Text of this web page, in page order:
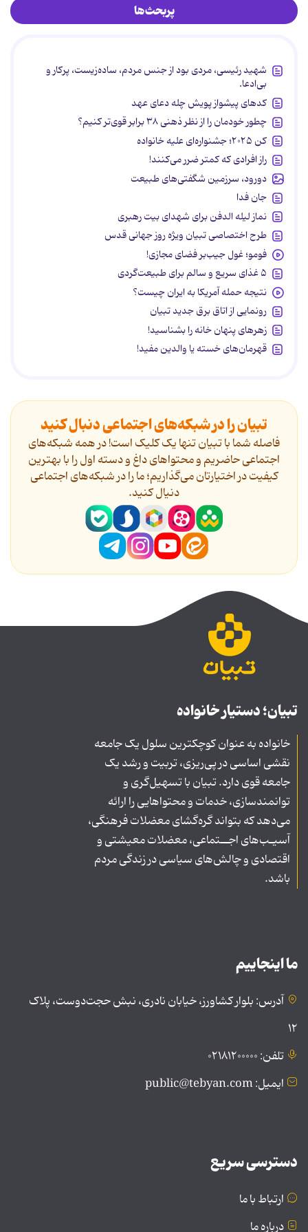
پربحث‌ها
شهید رئیسی، مردی بود از جنس مردم، ساده‌زیست، پرکار و
بی‌ادعا.
کدهای پیشواز پویش چله دعای عهد
چطور خودمان را از نظر ذهنی ۳۸ برابر قوی‌تر کنیم؟
کن ۲۰۲۵؛ جشنواره‌ای علیه خانواده
راز افرادی که کمتر ضرر می‌کنند!
دورود، سرزمین شگفتی‌های طبیعت
جان فدا
نماز لیله الدفن برای شهدای بیت رهبری
طرح اختصاصی تبیان ویژه روز جهانی قدس
فومو؛ غول جیب‌بر فضای مجازی!
۵ غذای سریع و سالم برای طبیعت‌گردی
نتیجه حمله آمریکا به ایران چیست؟
رونمایی از اتاق برق جدید تبیان
زهرهای پنهان خانه را بشناسید!
قهرمان‌های خسته یا والدین مفید!
تبیان را در شبکه‌های اجتماعی دنبال کنید
فاصله شما با تبیان تنها یک کلیک است! در همه شبکه‌های
اجتماعی حاضریم و محتواهای داغ و دسته اول را با بهترین
کیفیت در اختیارتان می‌گذاریم؛ ما را در شبکه‌های اجتماعی
دنیال کنید.
تبیان؛ دستیار خانواده
خانواده به عنوان کوچکترین سلول یک جامعه
نقشی اساسی در پی‌ریزی، تربیت و رشد یک
جامعه قوی دارد. تبیان با تسهیل‌گری و
توانمندسازی، خدمات و محتواهایی را ارائه
می‌دهد که بتواند گره‌گشای معضلات فرهنگی،
آسیـب‌های اجــتماعی، معضلات معیشتی و
اقتصادی و چالش‌های سیاسی در زندگی مردم
باشد.
ما اینجاییم
آدرس: بلوار کشاورز، خیابان نادری، نبش حجت‌دوست، پلاک
۱۲
تلفن: ۰۲۱۸۱۲۰۰۰۰۰
ایمیل: public@tebyan.com
دسترسی سریع
ارتباط با ما
درباره ما